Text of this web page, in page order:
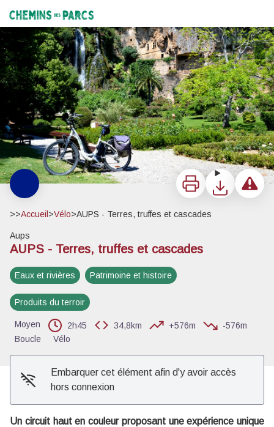
Chemins des Parcs
Cascade de Villecroze - Velo Loisir Provence
Voir l'image en plein écran
ImprimerTéléchargerSignaler
>>Accueil >Vélo>AUPS - Terres, truffes et cascades
Aups
AUPS - Terres, truffes et cascades
Eaux et rivières Patrimoine et histoire
Produits du terroir
Moyen 2h45 34,8km +576m
-576m
Boucle
Vélo
Embarquer cet élément afin d'y avoir accès
hors connexion
Un circuit haut en couleur proposant une expérience unique